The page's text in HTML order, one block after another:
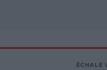
ÉCHALE